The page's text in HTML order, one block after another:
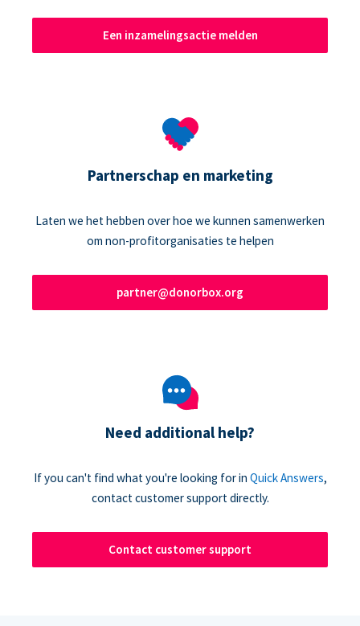
Een inzamelingsactie melden
Partnerschap en marketing
Laten we het hebben over hoe we kunnen samenwerken
om non-profitorganisaties te helpen
partner@donorbox.org
Need additional help?
If you can't find what you're looking for in Quick Answers,
contact customer support directly.
Contact customer support